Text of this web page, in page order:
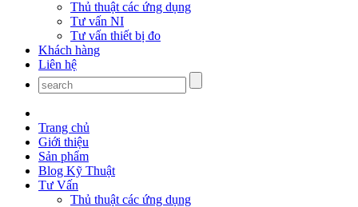
Thủ thuật các ứng dụng
Tư vấn NI
Tư vấn thiết bị đo
Khách hàng
Liên hệ
Trang chủ
Giới thiệu
Sản phẩm
Blog Kỹ Thuật
Tư Vấn
Thủ thuật các ứng dụng